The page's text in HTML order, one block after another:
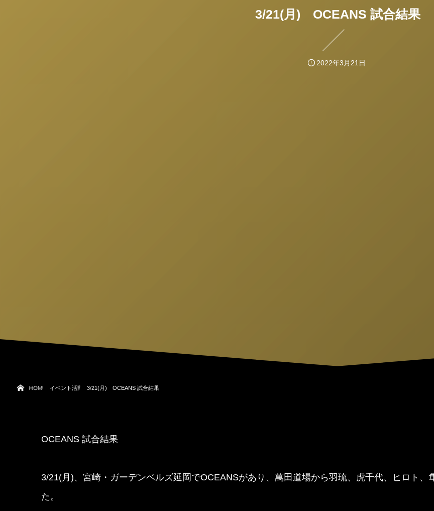
3/21(月) OCEANS 試合結果
2022年3月21日
HOME イベント活動 3/21(月) OCEANS 試合結果
OCEANS 試合結果
3/21(月)、宮崎・ガーデンベルズ延岡でOCEANSがあり、萬田道場から羽琉、虎千代、ヒロト
た。